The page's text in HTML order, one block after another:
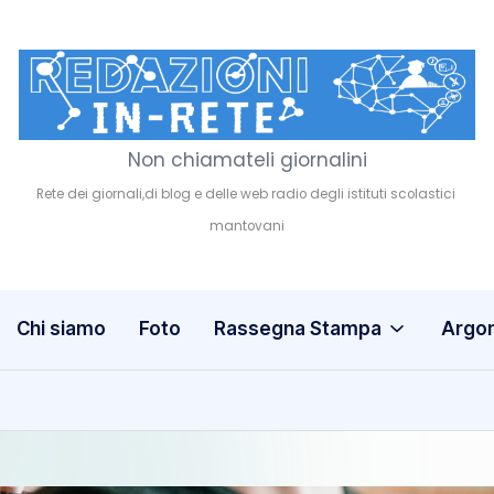
R
e
o
Non chiamateli giornalini
Chi siamo Foto Rassegna Stampa